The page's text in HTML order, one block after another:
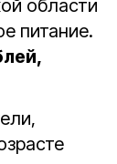
области
питание.